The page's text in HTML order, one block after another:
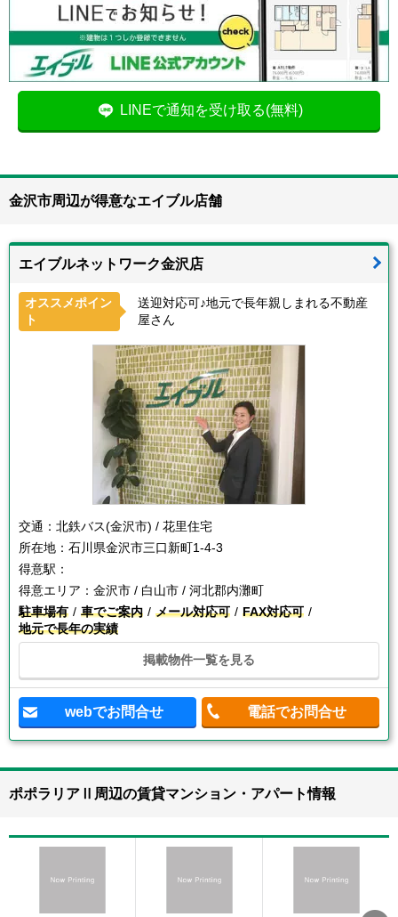
LINEで通知を受け取る(無料)
金沢市周辺が得意なエイブル店舗
エイブルネットワーク金沢店
オススメポイン
ト
送迎対応可♪地元で長年親しまれる不動産
屋さん
交通： 北鉄バス(金沢市) / 花里住宅
所在地： 石川県金沢市三口新町1-4-3
得意駅：
得意エリア： 金沢市 / 白山市 / 河北郡内灘町
駐車場有
車でご案内 メール対応可
FAX対応可
地元で長年の実績
掲載物件一覧を見る
webでお問合せ 電話でお問合せ
ポポラリアⅡ周辺の賃貸マンション・アパート情報